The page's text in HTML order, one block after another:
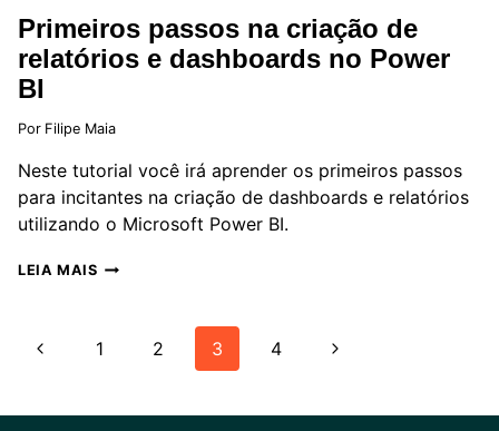
Primeiros passos na criação de
relatórios e dashboards no Power
BI
Por Filipe Maia
Neste tutorial você irá aprender os primeiros passos
para incitantes na criação de dashboards e relatórios
utilizando o Microsoft Power BI.
LEIA MAISPRIMEIROS
DE
DASHBOARDS
Navegação
Página
1 2 3 4
Página